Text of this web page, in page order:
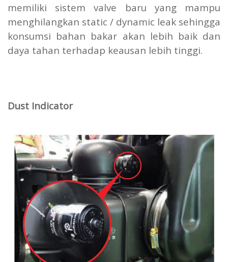
memiliki sistem valve baru yang mampu
menghilangkan static / dynamic leak sehingga
konsumsi bahan bakar akan lebih baik dan
daya tahan terhadap keausan lebih tinggi.
Dust Indicator